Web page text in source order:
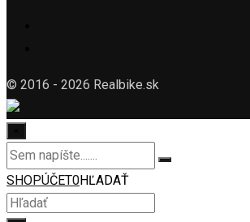
© 2016 - 2026 Realbike.sk
SHOPÚČET0HĽADAŤ